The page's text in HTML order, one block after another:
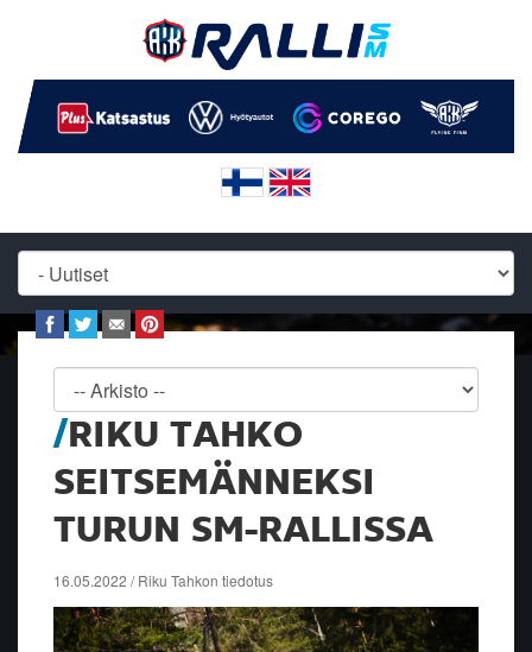
RIKU TAHKO
SEITSEMÄNNEKSI
TURUN SM-RALLISSA
16.05.2022 / Riku Tahkon tiedotus